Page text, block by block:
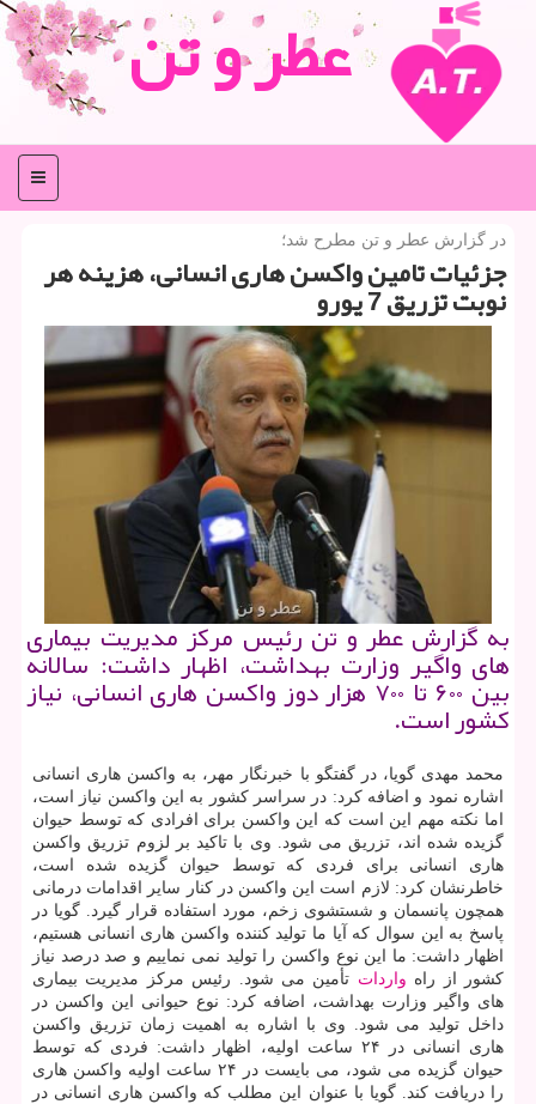
عطر و تن
منو
در گزارش عطر و تن مطرح شد؛
جزئیات تامین واكسن هاری انسانی، هزینه هر
نوبت تزریق 7 یورو
به گزارش عطر و تن رئیس مركز مدیریت بیماری
های واگیر وزارت بهداشت، اظهار داشت: سالانه
بین ۶۰۰ تا ۷۰۰ هزار دوز واكسن هاری انسانی، نیاز
كشور است.
محمد مهدی گویا، در گفتگو با خبرنگار مهر، به واكسن هاری انسانی
اشاره نمود و اضافه كرد: در سراسر كشور به این واكسن نیاز است،
اما نكته مهم این است كه این واكسن برای افرادی كه توسط حیوان
گزیده شده اند، تزریق می شود. وی با تاكید بر لزوم تزریق واكسن
هاری انسانی برای فردی كه توسط حیوان گزیده شده است،
خاطرنشان كرد: لازم است این واكسن در كنار سایر اقدامات درمانی
همچون پانسمان و شستشوی زخم، مورد استفاده قرار گیرد. گویا در
پاسخ به این سوال كه آیا ما تولید كننده واكسن هاری انسانی هستیم،
اظهار داشت: ما این نوع واكسن را تولید نمی نماییم و صد درصد نیاز
كشور از راه واردات تأمین می شود. رئیس مركز مدیریت بیماری
های واگیر وزارت بهداشت، اضافه كرد: نوع حیوانی این واكسن در
داخل تولید می شود. وی با اشاره به اهمیت زمان تزریق واكسن
هاری انسانی در ۲۴ ساعت اولیه، اظهار داشت: فردی كه توسط
حیوان گزیده می شود، می بایست در ۲۴ ساعت اولیه واكسن هاری
را دریافت كند. گویا با عنوان این مطلب كه واكسن هاری انسانی در